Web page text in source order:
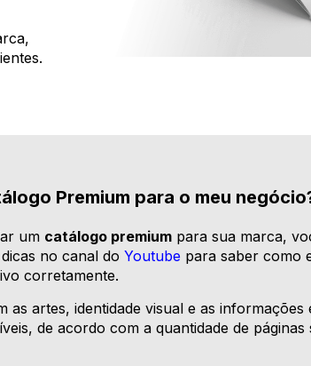
Premium para o meu
um catálogo premium para sua marca,
no canal doYoutube para saber como
corretamente.
artes, identidade visual e as informações
de acordo com a quantidade de páginas